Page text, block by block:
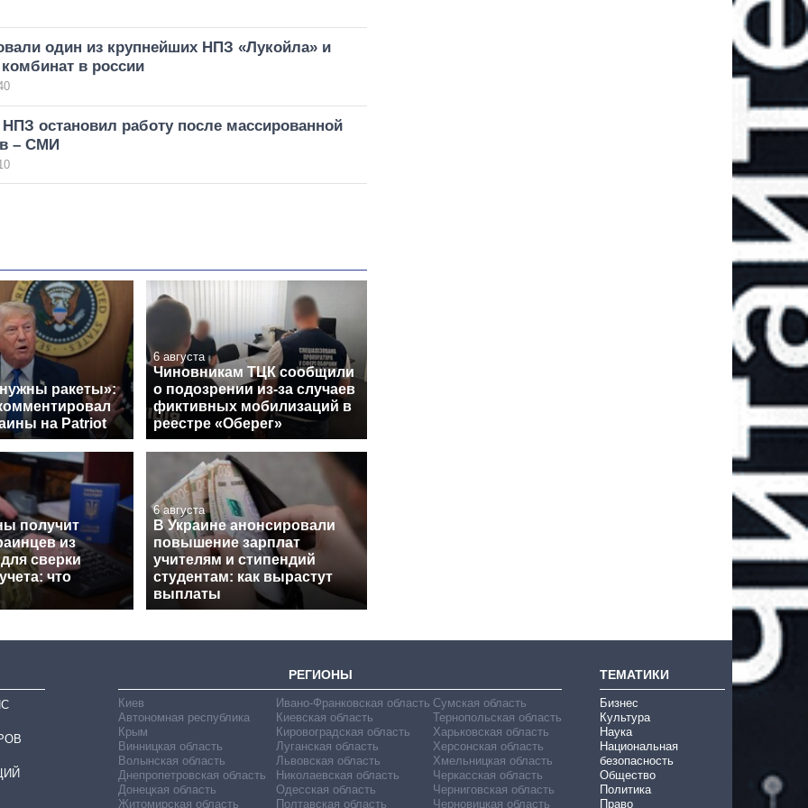
один из крупнейших НПЗ «Лукойла» и
в россии
остановил работу после массированной
– СМИ
ракеты»:
на Patriot
6 августа
Чиновникам ТЦК сообщили
о подозрении из-за случаев
фиктивных мобилизаций в
реестре «Оберег»
получит
из
сверки
что
6 августа
В Украине анонсировали
повышение зарплат
учителям и стипендий
студентам: как вырастут
выплаты
РЕГИОНЫ
Киев
Автономная республика
Крым
Винницкая область
Волынская область
Днепропетровская область
Донецкая область
Житомирская область
Ивано-Франковская область
Киевская область
Кировоградская область
Луганская область
Львовская область
Николаевская область
Одесская область
Полтавская область
Сумская область
Тернопольская область
Харьковская область
Херсонская область
Хмельницкая область
Черкасская область
Черниговская область
Черновицкая область
ТЕМАТИКИ
Бизнес
Культура
Наука
Национальная
безопасность
Общество
Политика
Право